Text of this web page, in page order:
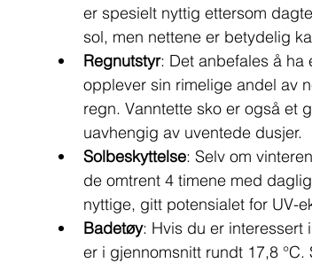
er spesielt nyttig ettersom
sol, men nettene er betydelig
Regnutstyr: Det anbefales å ha
opplever sin rimelige andel av
regn. Vanntette sko er også et
uavhengig av uventede dusjer.
Solbeskyttelse: Selv om
de omtrent 4 timene med
nyttige, gitt potensialet for UV-
Badetøy: Hvis du er
er i gjennomsnitt rundt 17,8